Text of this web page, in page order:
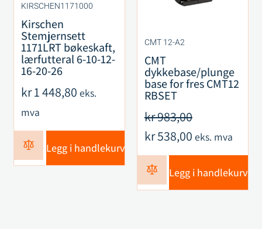
KIRSCHEN1171000
Kirschen
Stemjernsett
1171LRT bøkeskaft,
lærfutteral 6-10-12-
16-20-26
kr1 448,80 eks.
mva
Legg i handlekurv
CMT 12-A2
CMT
dykkebase/plunge
base for fres CMT12
RBSET
kr983,00
kr538,00 eks. mva
Legg i handlekurv